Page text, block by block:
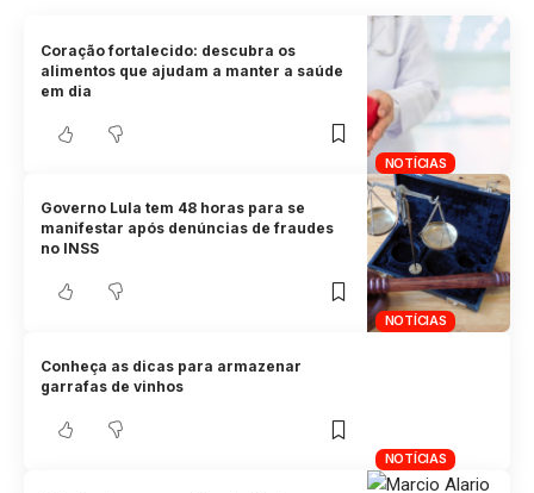
NOTÍCIAS
Coração fortalecido: descubra os
alimentos que ajudam a manter a saúde
em dia
NOTÍCIAS
Governo Lula tem 48 horas para se
manifestar após denúncias de fraudes
no INSS
NOTÍCIAS
Conheça as dicas para armazenar
garrafas de vinhos